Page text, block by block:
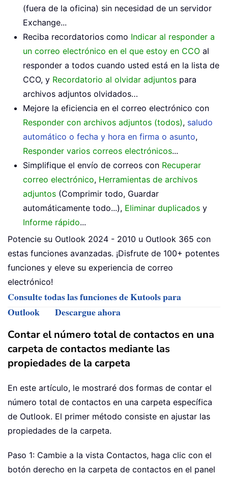
(fuera de la oficina) sin necesidad de un servidor
Exchange...
Reciba recordatorios como Indicar al responder a
un correo electrónico en el que estoy en CCO al
responder a todos cuando usted está en la lista de
CCO, y Recordatorio al olvidar adjuntos para
archivos adjuntos olvidados…
Mejore la eficiencia en el correo electrónico con
Responder con archivos adjuntos (todos), saludo
automático o fecha y hora en firma o asunto,
Responder varios correos electrónicos...
Simplifique el envío de correos con Recuperar
correo electrónico, Herramientas de archivos
adjuntos (Comprimir todo, Guardar
automáticamente todo...), Eliminar duplicados y
Informe rápido...
Potencie su Outlook 2024 - 2010 u Outlook 365 con
estas funciones avanzadas. ¡Disfrute de 100+ potentes
funciones y eleve su experiencia de correo
electrónico!
Consulte todas las funciones de Kutools para
Outlook
Descargue ahora
Contar el número total de contactos en una
carpeta de contactos mediante las
propiedades de la carpeta
En este artículo, le mostraré dos formas de contar el
número total de contactos en una carpeta específica
de Outlook. El primer método consiste en ajustar las
propiedades de la carpeta.
Paso 1: Cambie a la vista Contactos, haga clic con el
botón derecho en la carpeta de contactos en el panel